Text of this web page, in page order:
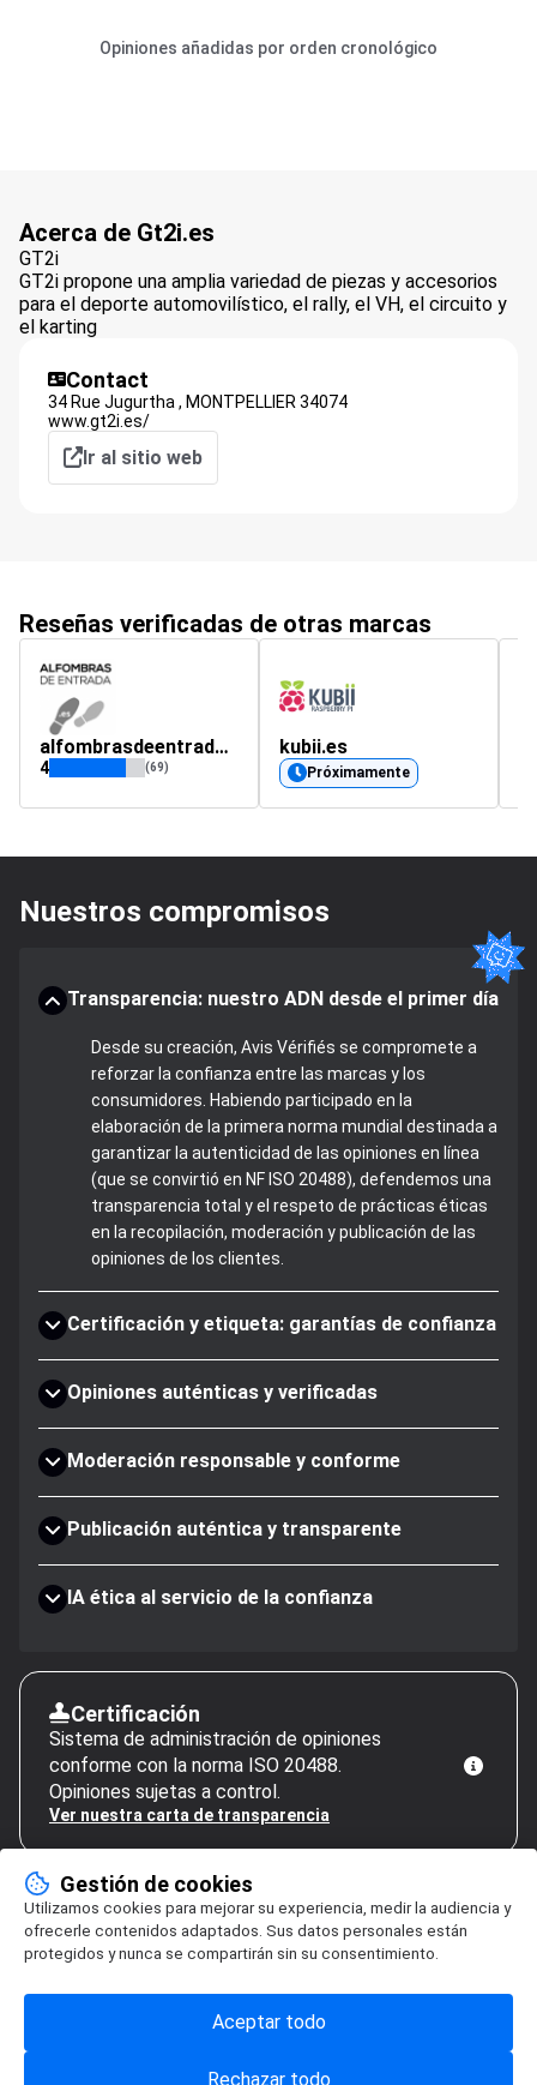
Opiniones añadidas por orden cronológico
Acerca de Gt2i.es
GT2i
GT2i propone una amplia variedad de piezas y accesorios
para el deporte automovilístico, el rally, el VH, el circuito y
el karting
Contact
34 Rue Jugurtha , MONTPELLIER 34074
www.gt2i.es/
Ir al sitio web
Reseñas verificadas de otras marcas
alfombrasdeentrada.es
4 (69)
kubii.es
Próximamente
Nuestros compromisos
Transparencia: nuestro ADN desde el primer día
Desde su creación, Avis Vérifiés se compromete a
reforzar la confianza entre las marcas y los
consumidores. Habiendo participado en la
elaboración de la primera norma mundial destinada a
garantizar la autenticidad de las opiniones en línea
(que se convirtió en NF ISO 20488), defendemos una
transparencia total y el respeto de prácticas éticas
en la recopilación, moderación y publicación de las
opiniones de los clientes.
Certificación y etiqueta: garantías de confianza
Opiniones auténticas y verificadas
Moderación responsable y conforme
Publicación auténtica y transparente
IA ética al servicio de la confianza
Certificación
Sistema de administración de opiniones
conforme con la norma ISO 20488.
Opiniones sujetas a control.
Ver nuestra carta de transparencia
Gestión de cookies
Utilizamos cookies para mejorar su experiencia, medir la audiencia y
ofrecerle contenidos adaptados. Sus datos personales están
protegidos y nunca se compartirán sin su consentimiento.
Rechazar todo
Aceptar todo